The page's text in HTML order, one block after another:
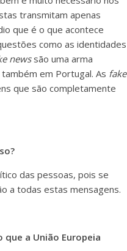
transmitam apenas
que é o que acontece
como as identidades
newssão uma arma
em Portugal. As fake
que são completamente
das pessoas, pois se
a todas estas mensagens.
a União Europeia